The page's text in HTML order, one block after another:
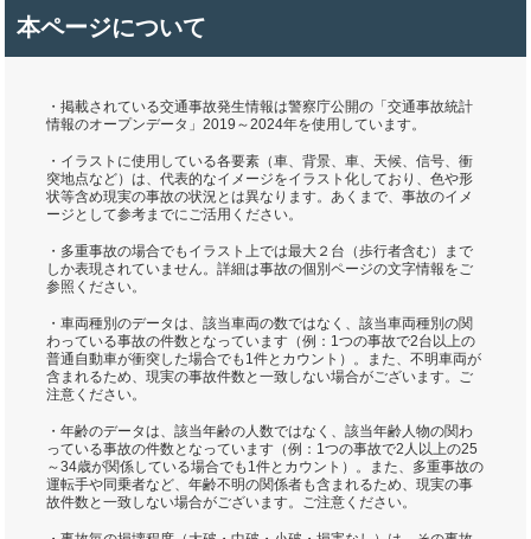
本ページについて
・掲載されている交通事故発生情報は警察庁公開の「交通事故統計
情報のオープンデータ」2019～2024年を使用しています。
・イラストに使用している各要素（車、背景、車、天候、信号、衝
突地点など）は、代表的なイメージをイラスト化しており、色や形
状等含め現実の事故の状況とは異なります。あくまで、事故のイメ
ージとして参考までにご活用ください。
・多重事故の場合でもイラスト上では最大２台（歩行者含む）まで
しか表現されていません。詳細は事故の個別ページの文字情報をご
参照ください。
・車両種別のデータは、該当車両の数ではなく、該当車両種別の関
わっている事故の件数となっています（例：1つの事故で2台以上の
普通自動車が衝突した場合でも1件とカウント）。また、不明車両が
含まれるため、現実の事故件数と一致しない場合がございます。ご
注意ください。
・年齢のデータは、該当年齢の人数ではなく、該当年齢人物の関わ
っている事故の件数となっています（例：1つの事故で2人以上の25
～34歳が関係している場合でも1件とカウント）。また、多重事故の
運転手や同乗者など、年齢不明の関係者も含まれるため、現実の事
故件数と一致しない場合がございます。ご注意ください。